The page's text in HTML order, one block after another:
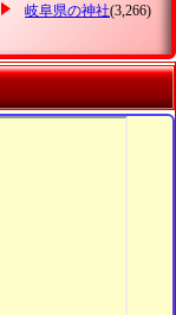
岐阜県の神社(3,266)